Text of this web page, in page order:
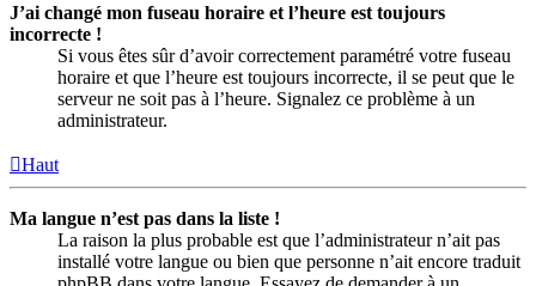
J’ai changé mon fuseau horaire et l’heure est toujours
incorrecte !
Si vous êtes sûr d’avoir correctement paramétré votre fuseau
horaire et que l’heure est toujours incorrecte, il se peut que le
serveur ne soit pas à l’heure. Signalez ce problème à un
administrateur.
Haut
Ma langue n’est pas dans la liste !
La raison la plus probable est que l’administrateur n’ait pas
installé votre langue ou bien que personne n’ait encore traduit